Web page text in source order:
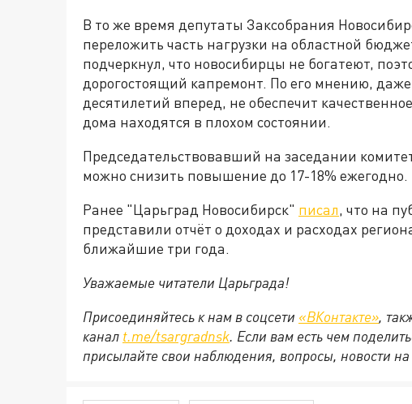
В то же время депутаты Заксобрания
переложить часть нагрузки на областной
подчеркнул, что новосибирцы не богатеют,
дорогостоящий капремонт. По его мнению,
десятилетий вперед, не обеспечит
дома находятся в плохом состоянии.
Председательствовавший на заседании
можно снизить повышение до 17-18% ежегодно.
Ранее "Царьград Новосибирск" писал, что на
представили отчёт о доходах и расходах
ближайшие три года.
Уважаемые читатели Царьграда!
Присоединяйтесь к нам в соцсети «ВКонтакте»,
канал t.me/tsargradnsk. Если вам есть чем
присылайте свои наблюдения, вопросы, новости на